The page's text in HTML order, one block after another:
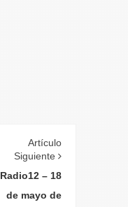
Artículo
Siguiente
Radio12 – 18
de mayo de